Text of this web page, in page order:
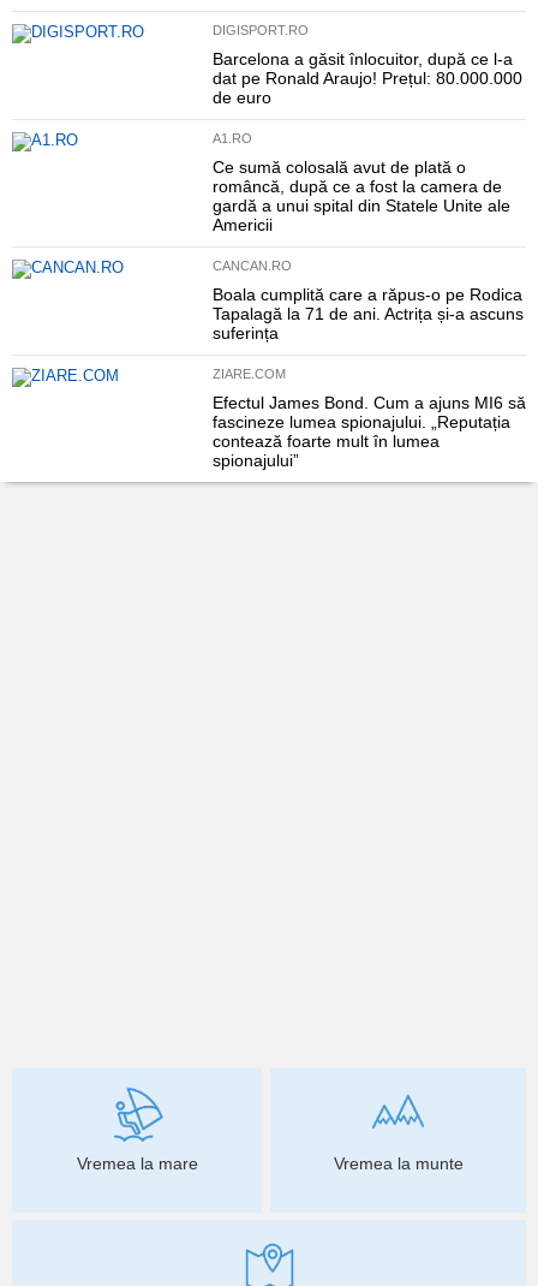
DIGISPORT.RO
Barcelona a găsit înlocuitor, după ce l-a
dat pe Ronald Araujo! Prețul: 80.000.000
de euro
A1.RO
Ce sumă colosală avut de plată o
româncă, după ce a fost la camera de
gardă a unui spital din Statele Unite ale
Americii
CANCAN.RO
Boala cumplită care a răpus-o pe Rodica
Tapalagă la 71 de ani. Actrița și-a ascuns
suferința
ZIARE.COM
Efectul James Bond. Cum a ajuns MI6 să
fascineze lumea spionajului. „Reputația
contează foarte mult în lumea
spionajului”
Vremea la mare Vremea la munte